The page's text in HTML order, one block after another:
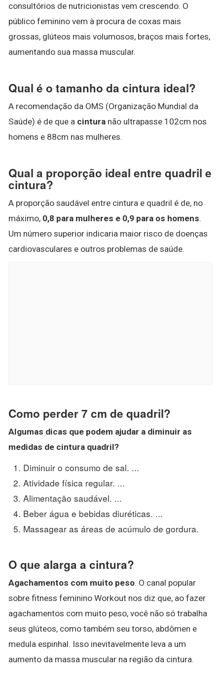
consultórios de nutricionistas vem crescendo. O
público feminino vem à procura de coxas mais
grossas, glúteos mais volumosos, braços mais fortes,
aumentando sua massa muscular.
Qual é o tamanho da cintura ideal?
A recomendação da OMS (Organização Mundial da
Saúde) é de que a cintura não ultrapasse 102cm nos
homens e 88cm nas mulheres.
Qual a proporção ideal entre quadril e
cintura?
A proporção saudável entre cintura e quadril é de, no
máximo, 0,8 para mulheres e 0,9 para os homens.
Um número superior indicaria maior risco de doenças
cardiovasculares e outros problemas de saúde.
Como perder 7 cm de quadril?
Algumas dicas que podem ajudar a diminuir as
medidas de cintura quadril?
Diminuir o consumo de sal. ...
Atividade física regular. ...
Alimentação saudável. ...
Beber água e bebidas diuréticas. ...
Massagear as áreas de acúmulo de gordura.
O que alarga a cintura?
Agachamentos com muito peso. O canal popular
sobre fitness feminino Workout nos diz que, ao fazer
agachamentos com muito peso, você não só trabalha
seus glúteos, como também seu torso, abdômen e
medula espinhal. Isso inevitavelmente leva a um
aumento da massa muscular na região da cintura.